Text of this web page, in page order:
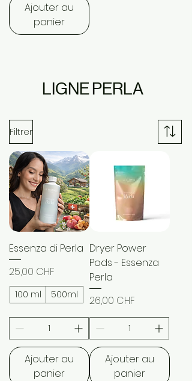
Ajouter au
panier
LIGNE PERLA
Filtrer
Essenza di Perla
Prix
25,00 CHF
100 ml 500ml
Ajouter au
panier
Dryer Power
Pods - Essenza
Perla
Prix
26,00 CHF
Ajouter au
panier